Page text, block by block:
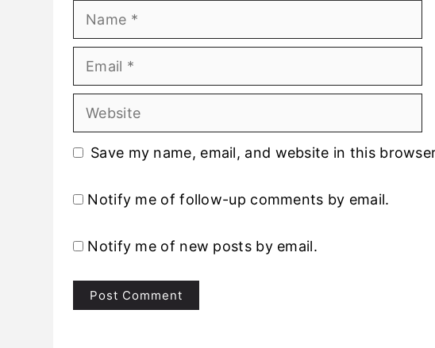
Name
Email
Website
Save my name, email, and website in this
Notify me of follow-up comments by email.
Notify me of new posts by email.